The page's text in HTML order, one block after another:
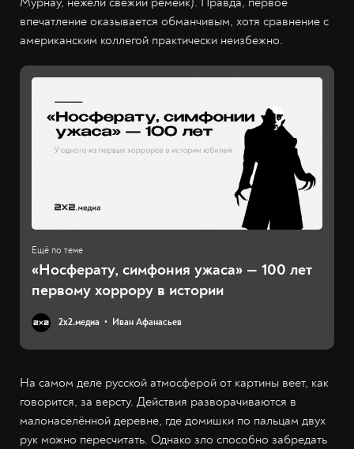
впечатление оказывается обманчивым, хотя сравнение с
американским коллегой практически неизбежно.
«Носферату, симфония ужаса» — 100 лет
первому хоррору в истории
2х2.медиа Иван Афанасьев
На самом деле русской атмосферой от картины веет, как
говорится, за версту. Действия разворачиваются в
малонаселённой деревне, где домишки по пальцам двух
рук можно пересчитать. Однако зло способно забредать